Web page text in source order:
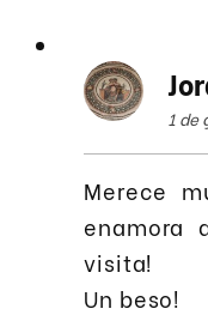
1 de
Merece
enamora
visita!
Un beso!